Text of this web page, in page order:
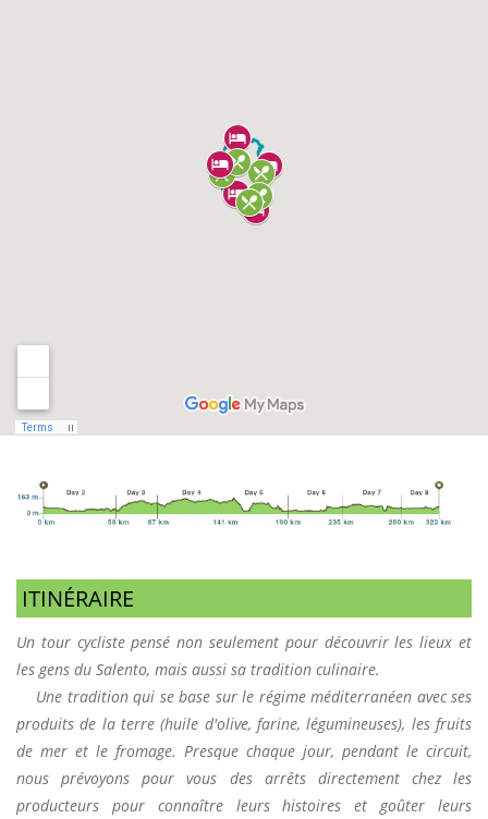
ITINÉRAIRE
Un tour cycliste pensé non seulement pour découvrir les lieux et
les gens du Salento, mais aussi sa tradition culinaire.
Une tradition qui se base sur le régime méditerranéen avec ses
produits de la terre (huile d'olive, farine, légumineuses), les fruits
de mer et le fromage. Presque chaque jour, pendant le circuit,
nous prévoyons pour vous des arrêts directement chez les
producteurs pour connaître leurs histoires et goûter leurs